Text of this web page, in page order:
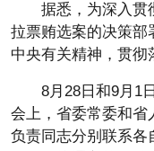
据悉，为深入贯
拉票贿选案的决策部
中央有关精神，贯彻
8月28日和9月1
会上，省委常委和省
负责同志分别联系各